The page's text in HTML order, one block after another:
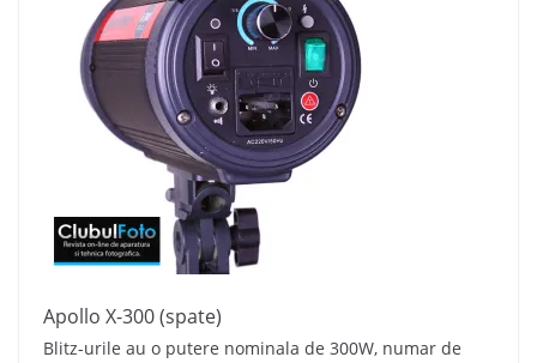
Apollo X-300 (spate)
Blitz-urile au o putere nominala de 300W, numar de